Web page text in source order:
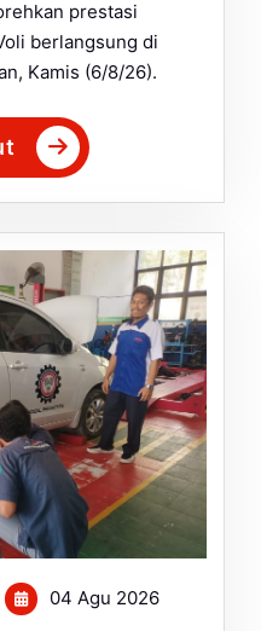
prestasi
berlangsung di
Kamis (6/8/26).
04 Agu 2026